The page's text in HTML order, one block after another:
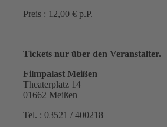
Preis : 12,00 € p.P.
Tickets nur über den Veranstalter.
Filmpalast Meißen
Theaterplatz 14
01662 Meißen
Tel. : 03521 / 400218